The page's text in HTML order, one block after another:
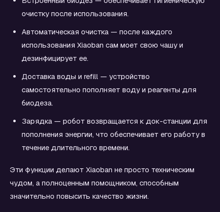
очистку после использования.
Автоматическая очистка — после каждого
использования Xiaoban сам моет свою чашу и
дезинфицирует ее.
Доставка воды и refill — устройство
самостоятельно пополняет воду и реагенты для
биодеза.
Зарядка — робот возвращается к док-станции для
пополнения энергии, что обеспечивает его работу в
течение длительного времени.
Эти функции делают Xiaoban не просто техническим
чудом, а полноценным помощником, способным
значительно повысить качество жизни.